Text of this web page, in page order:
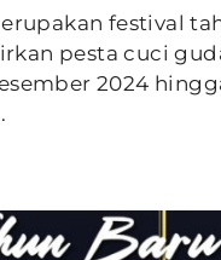
festival
pesta cuci
2024